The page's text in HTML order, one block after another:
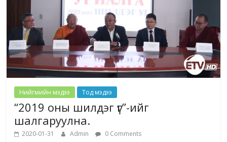
Нийгмийн мэдээ Тод мэдээ
“2019 оны шилдэг үг”-ийг
шалгаруулна.
2020-01-31 Admin 0 Comments